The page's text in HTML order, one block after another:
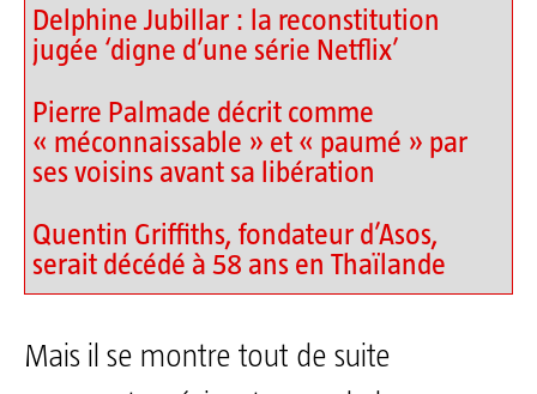
Delphine Jubillar : la reconstitution
jugée ‘digne d’une série Netflix’
Pierre Palmade décrit comme
« méconnaissable » et « paumé » par
ses voisins avant sa libération
Quentin Griffiths, fondateur d’Asos,
serait décédé à 58 ans en Thaïlande
Mais il se montre tout de suite